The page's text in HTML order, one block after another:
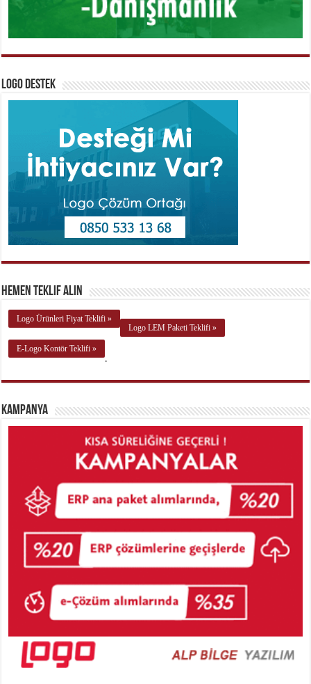
Logo Destek
Hemen Teklif Alın
Logo Ürünleri Fiyat Teklifi »
Logo LEM Paketi Teklifi »
E-Logo Kontör Teklifi »
.
Kampanya